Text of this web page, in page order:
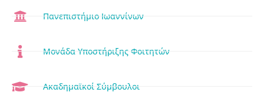
Πανεπιστήμιο Ιωαννίνων
Μονάδα Υποστήριξης Φοιτητών
Ακαδημαϊκοί Σύμβουλοι